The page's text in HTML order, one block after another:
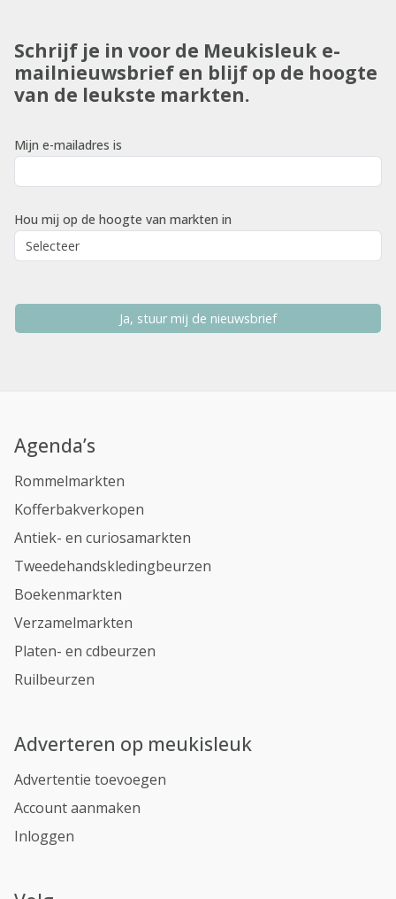
Schrijf je in voor de Meukisleuk e-
mailnieuwsbrief en blijf op de hoogte
van de leukste markten.
Mijn e-mailadres is
Hou mij op de hoogte van markten in
Ja, stuur mij de nieuwsbrief
Agenda’s
Rommelmarkten
Kofferbakverkopen
Antiek- en curiosamarkten
Tweedehandskledingbeurzen
Boekenmarkten
Verzamelmarkten
Platen- en cdbeurzen
Ruilbeurzen
Adverteren op meukisleuk
Advertentie toevoegen
Account aanmaken
Inloggen